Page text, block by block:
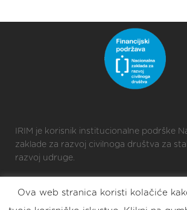
IRIM je korisnik institucionalne podrške
zaklade za razvoj civilnoga društva za
razvoj udruge.
Ova web stranica koristi kolačiće